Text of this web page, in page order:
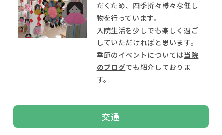
だくため、四季折々様々な催し
物を行っています。
入院生活を少しでも楽しく過ご
していただければと思います。
季節のイベントについては当院
のブログでも紹介しておりま
す。
交通